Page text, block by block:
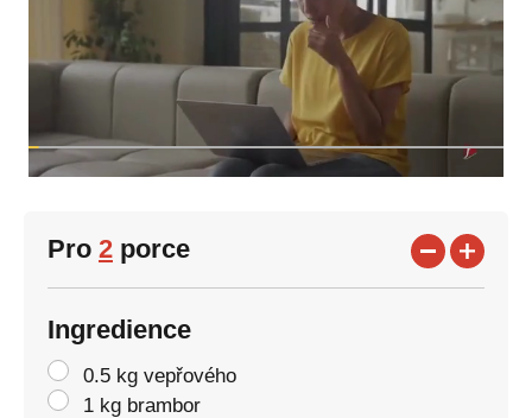
Pro 2 porce
Ingredience
0.5 kg vepřového
1 kg brambor